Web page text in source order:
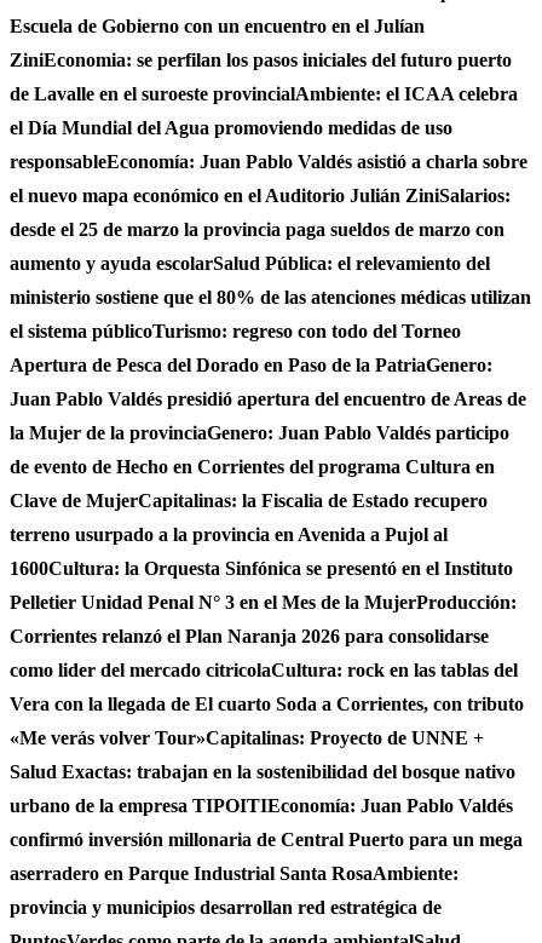
Escuela de Gobierno con un encuentro en el Julían
ZiniEconomia: se perfilan los pasos iniciales del futuro puerto
de Lavalle en el suroeste provincialAmbiente: el ICAA celebra
el Día Mundial del Agua promoviendo medidas de uso
responsableEconomía: Juan Pablo Valdés asistió a charla sobre
el nuevo mapa económico en el Auditorio Julián ZiniSalarios:
desde el 25 de marzo la provincia paga sueldos de marzo con
aumento y ayuda escolarSalud Pública: el relevamiento del
ministerio sostiene que el 80% de las atenciones médicas utilizan
el sistema públicoTurismo: regreso con todo del Torneo
Apertura de Pesca del Dorado en Paso de la PatriaGenero:
Juan Pablo Valdés presidió apertura del encuentro de Areas de
la Mujer de la provinciaGenero: Juan Pablo Valdés participo
de evento de Hecho en Corrientes del programa Cultura en
Clave de MujerCapitalinas: la Fiscalia de Estado recupero
terreno usurpado a la provincia en Avenida a Pujol al
1600Cultura: la Orquesta Sinfónica se presentó en el Instituto
Pelletier Unidad Penal N° 3 en el Mes de la MujerProducción:
Corrientes relanzó el Plan Naranja 2026 para consolidarse
como lider del mercado citricolaCultura: rock en las tablas del
Vera con la llegada de El cuarto Soda a Corrientes, con tributo
«Me verás volver Tour»Capitalinas: Proyecto de UNNE +
Salud Exactas: trabajan en la sostenibilidad del bosque nativo
urbano de la empresa TIPOITIEconomía: Juan Pablo Valdés
confirmó inversión millonaria de Central Puerto para un mega
aserradero en Parque Industrial Santa RosaAmbiente:
provincia y municipios desarrollan red estratégica de